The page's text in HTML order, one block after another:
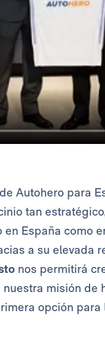
Autohero para
tan
España como
a su elevada
nos permitirá
misión de
opción